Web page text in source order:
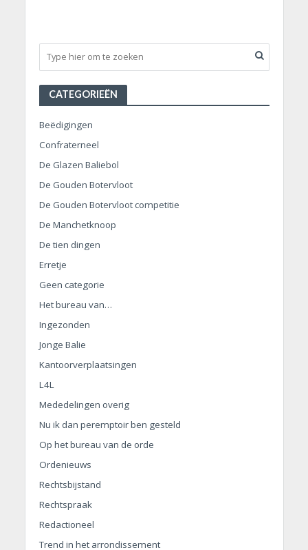
CATEGORIEËN
Beëdigingen
Confraterneel
De Glazen Baliebol
De Gouden Botervloot
De Gouden Botervloot competitie
De Manchetknoop
De tien dingen
Erretje
Geen categorie
Het bureau van…
Ingezonden
Jonge Balie
Kantoorverplaatsingen
L4L
Mededelingen overig
Nu ik dan peremptoir ben gesteld
Op het bureau van de orde
Ordenieuws
Rechtsbijstand
Rechtspraak
Redactioneel
Trend in het arrondissement